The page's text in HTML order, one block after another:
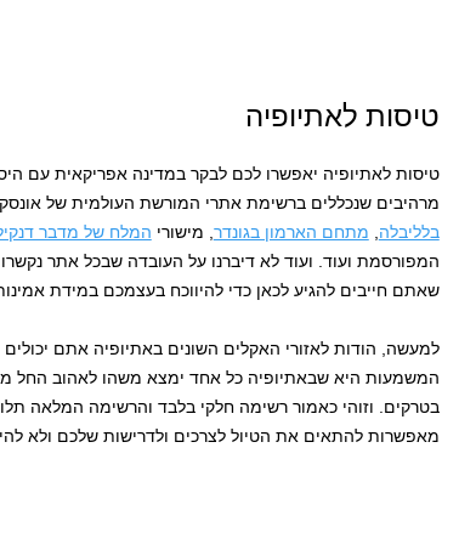
טיסות לאתיופיה
טיסות לאתיופיה יאפשרו לכם לבקר במדינה אפריקאית עם
מרהיבים שנכללים ברשימת אתרי המורשת העולמית של
בלליבלה
מתחם הארמון בגונדר , מישורי המלח של מדבר
המפורסמת ועוד. ועוד לא דיברנו על העובדה שבכל אתר
שאתם חייבים להגיע לכאן כדי להיווכח בעצמכם במידת
למעשה, הודות לאזורי האקלים השונים באתיופיה אתם
המשמעות היא שבאתיופיה כל אחד ימצא משהו לאהוב החל
בטרקים. וזוהי כאמור רשימה חלקי בלבד והרשימה המלאה
מאפשרות להתאים את הטיול לצרכים ולדרישות שלכם ולא